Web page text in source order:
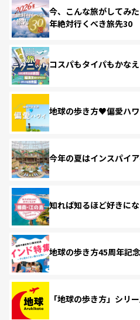
今、こんな旅がしてみ
年絶対行くべき旅先30
コスパもタイパもかな
地球の歩き方♥偏愛ハ
今年の夏はインスパイア
知れば知るほど好きに
地球の歩き方45周年記
「地球の歩き方」シリ